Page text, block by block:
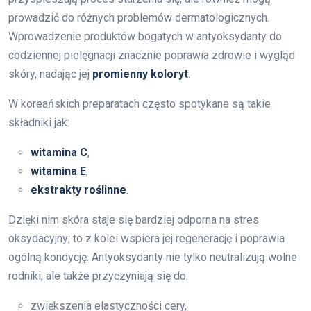
prowadzić do różnych problemów dermatologicznych.
Wprowadzenie produktów bogatych w antyoksydanty do
codziennej pielęgnacji znacznie poprawia zdrowie i wygląd
skóry, nadając jej promienny koloryt.
W koreańskich preparatach często spotykane są takie
składniki jak:
witamina C,
witamina E,
ekstrakty roślinne.
Dzięki nim skóra staje się bardziej odporna na stres
oksydacyjny; to z kolei wspiera jej regenerację i poprawia
ogólną kondycję. Antyoksydanty nie tylko neutralizują wolne
rodniki, ale także przyczyniają się do:
zwiększenia elastyczności cery,